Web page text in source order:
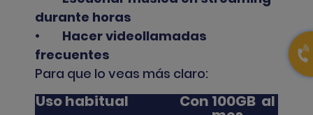
durante horas
•
Hacer videollamadas
frecuentes
Para que lo veas más claro:
Uso habitualCon 100GB al